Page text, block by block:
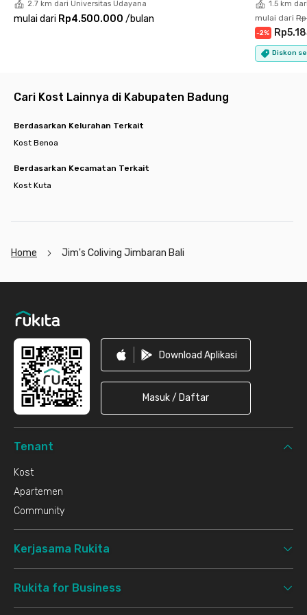
2.7 km dari Universitas Udayana
mulai dari Rp4.500.000 /bulan
1.5 km
mulai dari
-2%
Diskon
Cari Kost Lainnya di Kabupaten Badung
Berdasarkan Kelurahan Terkait
Kost Benoa
Berdasarkan Kecamatan Terkait
Kost Kuta
Home Jim's Coliving Jimbaran Bali
Download Aplikasi
Masuk / Daftar
Tenant
Kost
Apartemen
Community
Kerjasama Rukita
Rukita for Business